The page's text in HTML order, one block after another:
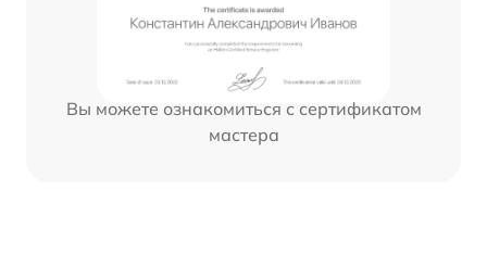
Вы можете ознакомиться с сертификатом
мастера